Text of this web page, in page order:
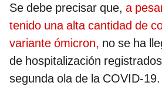
Se debe precisar que, a
tenido una alta cantidad de
variante ómicron, no se ha
de hospitalización
segunda ola de la COVID-